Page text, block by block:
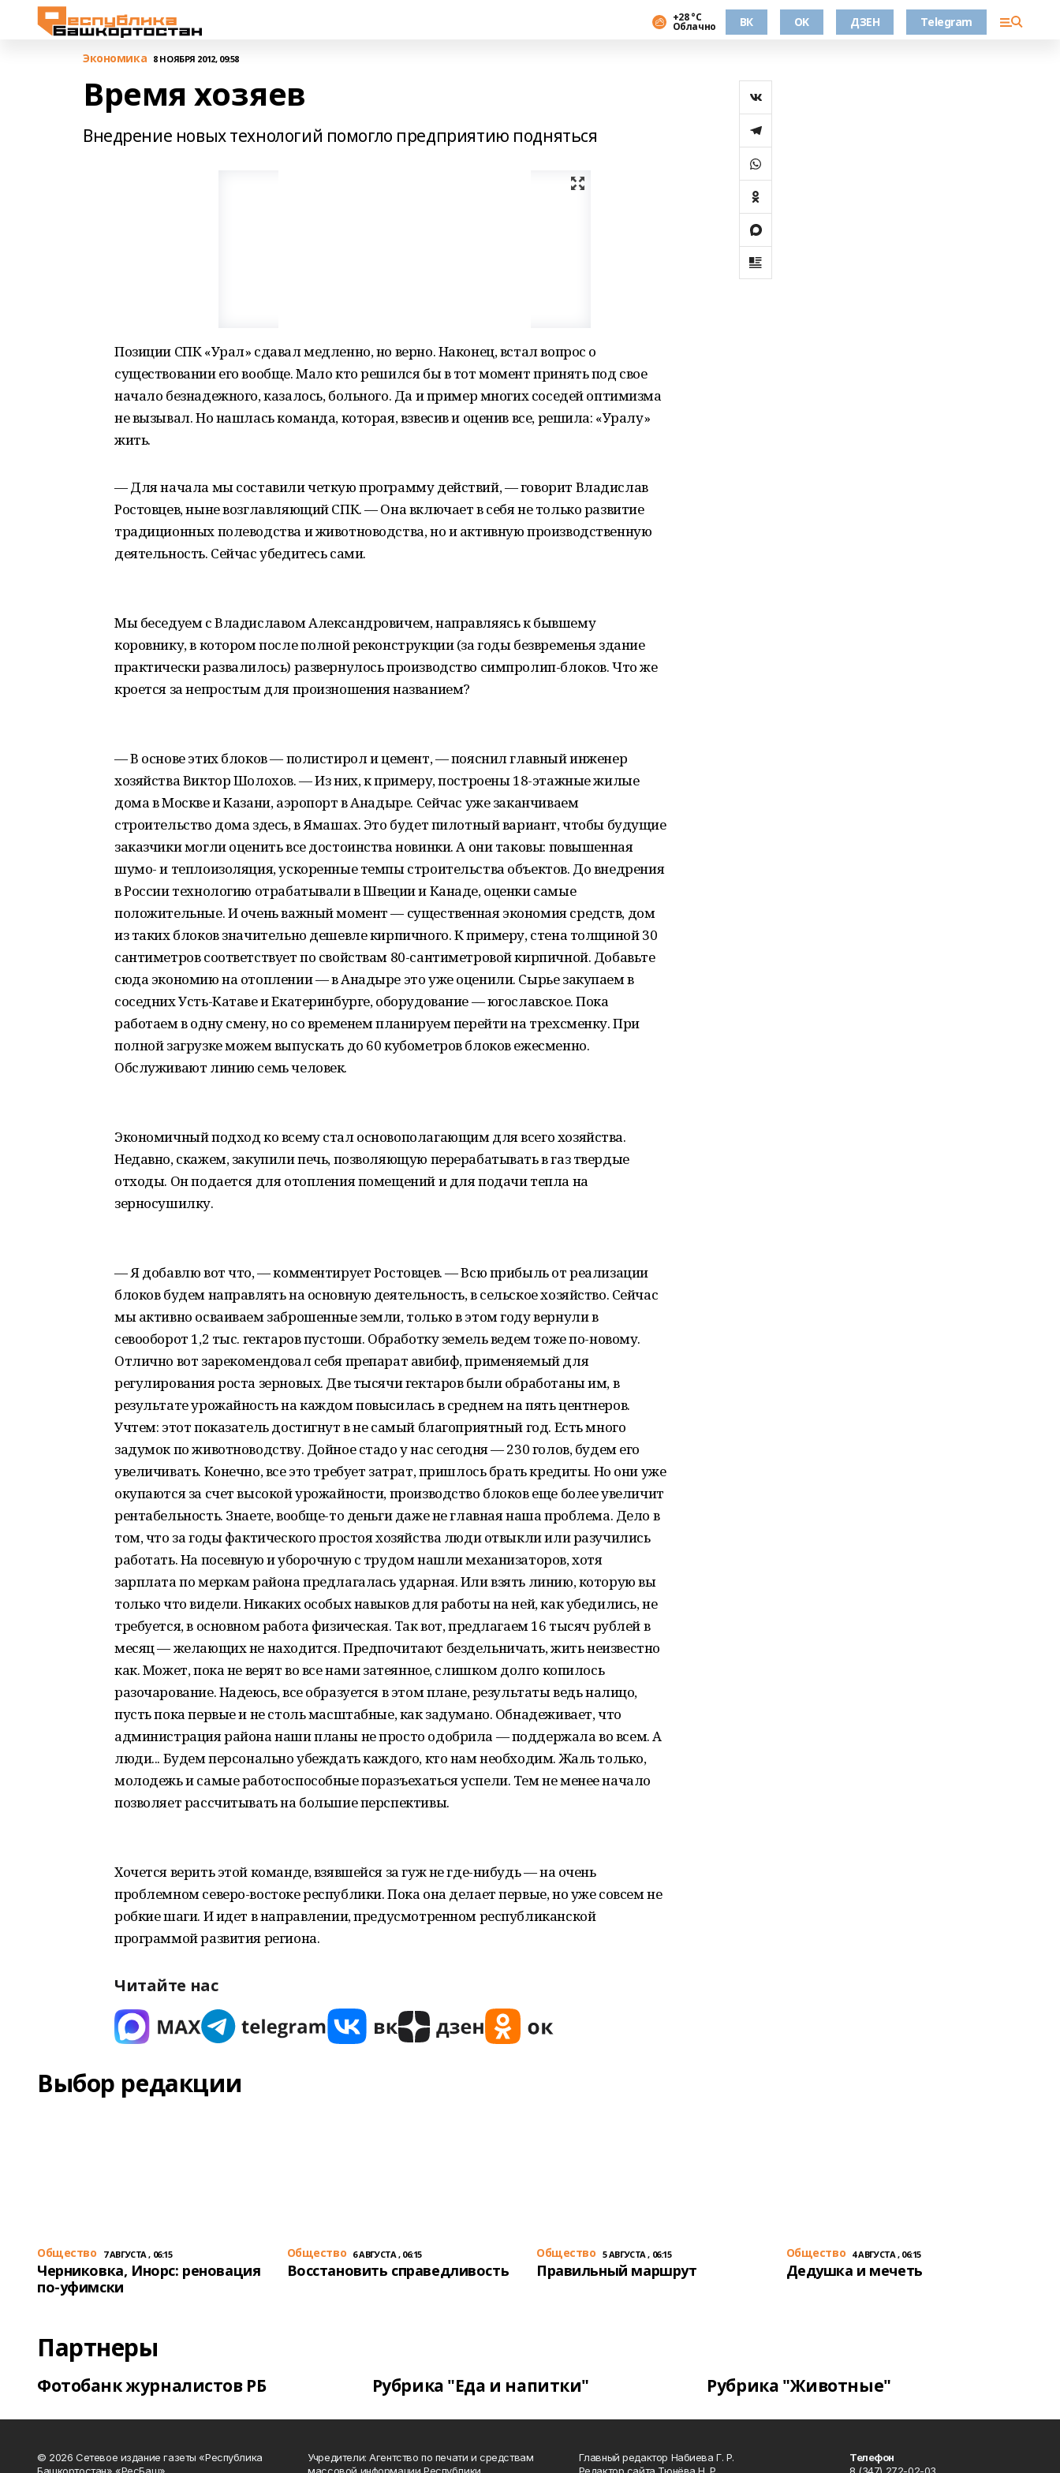
+28 °С
Облачно ВК OK ДЗЕН Telegram
Экономика 8 НОЯБРЯ 2012, 09:58
Время хозяев
Внедрение новых технологий помогло предприятию подняться
Позиции СПК «Урал» сдавал медленно, но верно. Наконец, встал вопрос о
существовании его вообще. Мало кто решился бы в тот момент принять под свое
начало безнадежного, казалось, больного. Да и пример многих соседей оптимизма
не вызывал. Но нашлась команда, которая, взвесив и оценив все, решила: «Уралу»
жить.
— Для начала мы составили четкую программу действий, — говорит Владислав
Ростовцев, ныне возглавляющий СПК. — Она включает в себя не только развитие
традиционных полеводства и животноводства, но и активную производственную
деятельность. Сейчас убедитесь сами.
Мы беседуем с Владиславом Александровичем, направляясь к бывшему
коровнику, в котором после полной реконструкции (за годы безвременья здание
практически развалилось) развернулось производство симпролип-блоков. Что же
кроется за непростым для произношения названием?
— В основе этих блоков — полистирол и цемент, — пояснил главный инженер
хозяйства Виктор Шолохов. — Из них, к примеру, построены 18-этажные жилые
дома в Москве и Казани, аэропорт в Анадыре. Сейчас уже заканчиваем
строительство дома здесь, в Ямашах. Это будет пилотный вариант, чтобы будущие
заказчики могли оценить все достоинства новинки. А они таковы: повышенная
шумо- и теплоизоляция, ускоренные темпы строительства объектов. До внедрения
в России технологию отрабатывали в Швеции и Канаде, оценки самые
положительные. И очень важный момент — существенная экономия средств, дом
из таких блоков значительно дешевле кирпичного. К примеру, стена толщиной 30
сантиметров соответствует по свойствам 80-сантиметровой кирпичной. Добавьте
сюда экономию на отоплении — в Анадыре это уже оценили. Сырье закупаем в
соседних Усть-Катаве и Екатеринбурге, оборудование — югославское. Пока
работаем в одну смену, но со временем планируем перейти на трехсменку. При
полной загрузке можем выпускать до 60 кубометров блоков ежесменно.
Обслуживают линию семь человек.
Экономичный подход ко всему стал основополагающим для всего хозяйства.
Недавно, скажем, закупили печь, позволяющую перерабатывать в газ твердые
отходы. Он подается для отопления помещений и для подачи тепла на
зерносушилку.
— Я добавлю вот что, — комментирует Ростовцев. — Всю прибыль от реализации
блоков будем направлять на основную деятельность, в сельское хозяйство. Сейчас
мы активно осваиваем заброшенные земли, только в этом году вернули в
севооборот 1,2 тыс. гектаров пустоши. Обработку земель ведем тоже по-новому.
Отлично вот зарекомендовал себя препарат авибиф, применяемый для
регулирования роста зерновых. Две тысячи гектаров были обработаны им, в
результате урожайность на каждом повысилась в среднем на пять центнеров.
Учтем: этот показатель достигнут в не самый благоприятный год. Есть много
задумок по животноводству. Дойное стадо у нас сегодня — 230 голов, будем его
увеличивать. Конечно, все это требует затрат, пришлось брать кредиты. Но они уже
окупаются за счет высокой урожайности, производство блоков еще более увеличит
рентабельность. Знаете, вообще-то деньги даже не главная наша проблема. Дело в
том, что за годы фактического простоя хозяйства люди отвыкли или разучились
работать. На посевную и уборочную с трудом нашли механизаторов, хотя
зарплата по меркам района предлагалась ударная. Или взять линию, которую вы
только что видели. Никаких особых навыков для работы на ней, как убедились, не
требуется, в основном работа физическая. Так вот, предлагаем 16 тысяч рублей в
месяц — желающих не находится. Предпочитают бездельничать, жить неизвестно
как. Может, пока не верят во все нами затеянное, слишком долго копилось
разочарование. Надеюсь, все образуется в этом плане, результаты ведь налицо,
пусть пока первые и не столь масштабные, как задумано. Обнадеживает, что
администрация района наши планы не просто одобрила — поддержала во всем. А
люди... Будем персонально убеждать каждого, кто нам необходим. Жаль только,
молодежь и самые работоспособные поразъехаться успели. Тем не менее начало
позволяет рассчитывать на большие перспективы.
Хочется верить этой команде, взявшейся за гуж не где-нибудь — на очень
проблемном северо-востоке республики. Пока она делает первые, но уже совсем не
робкие шаги. И идет в направлении, предусмотренном республиканской
программой развития региона.
Читайте нас
Выбор редакции
Общество 7 АВГУСТА , 06:15
Черниковка, Инорс: реновация
по-уфимски
Общество 6 АВГУСТА , 06:15
Восстановить справедливость
Общество 5 АВГУСТА , 06:15
Правильный маршрут
Общество 4 АВГУСТА , 06:15
Дедушка и мечеть
Партнеры
Фотобанк журналистов РБ Рубрика "Еда и напитки" Рубрика "Животные"
© 2026 Сетевое издание газеты «Республика
Учредители: Агентство по печати и средствам
Главный редактор Набиева Г. Р.
Телефон